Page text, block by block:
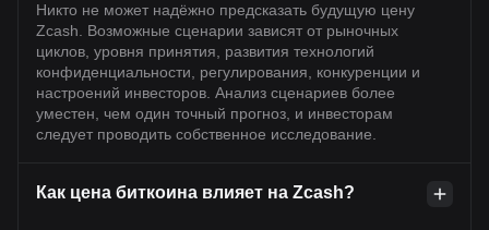
Никто не может надёжно предсказать будущую цену
Zcash. Возможные сценарии зависят от рыночных
циклов, уровня принятия, развития технологий
конфиденциальности, регулирования, конкуренции и
настроений инвесторов. Анализ сценариев более
уместен, чем один точный прогноз, и инвесторам
следует проводить собственное исследование.
Как цена биткоина влияет на Zcash?